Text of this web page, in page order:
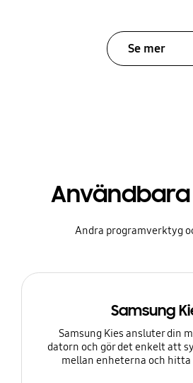
Se mer
Andra programverktyg
Samsung
Samsung Kies ansluter din
datorn och gör det enkelt att
mellan enheterna och hitta